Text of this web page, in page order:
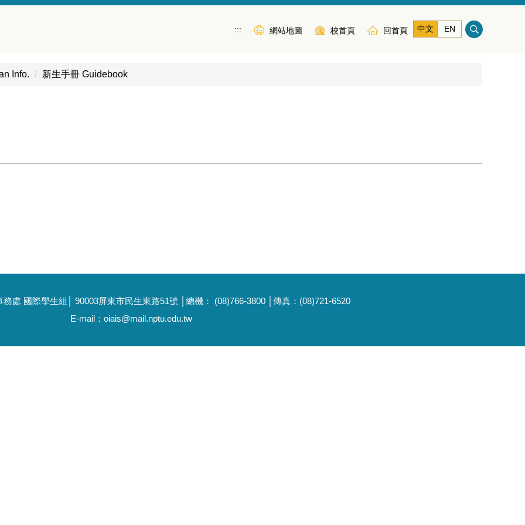
::: 網站地圖 校首頁 回首頁 中文 EN
Info. 新生手冊 Guidebook
處 國際學生組│ 90003屏東市民生東路51號 │總機： (08)766-3800 │傳真：(08)721-6520
E-mail：oiais@mail.nptu.edu.tw